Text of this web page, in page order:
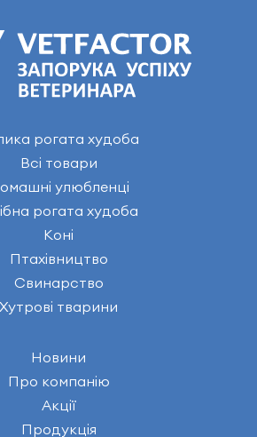
рогата худоба
Всі товари
улюбленці
рогата худоба
Коні
Птахівництво
Свинарство
Хутрові тварини
Новини
Про компанію
Акції
Продукція